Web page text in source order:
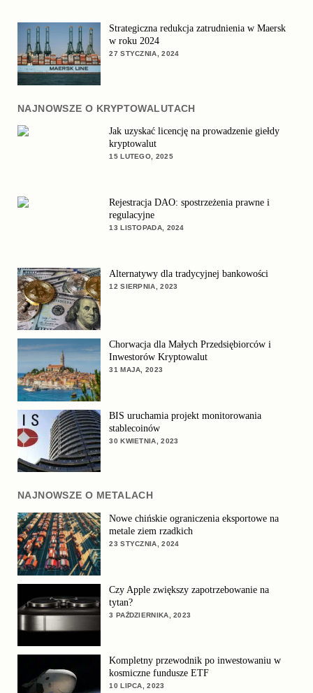
Strategiczna redukcja zatrudnienia w Maersk
w roku 2024
27 STYCZNIA, 2024
NAJNOWSZE O KRYPTOWALUTACH
Jak uzyskać licencję na prowadzenie giełdy
kryptowalut
15 LUTEGO, 2025
Rejestracja DAO: spostrzeżenia prawne i
regulacyjne
13 LISTOPADA, 2024
Alternatywy dla tradycyjnej bankowości
12 SIERPNIA, 2023
Chorwacja dla Małych Przedsiębiorców i
Inwestorów Kryptowalut
31 MAJA, 2023
BIS uruchamia projekt monitorowania
stablecoinów
30 KWIETNIA, 2023
NAJNOWSZE O METALACH
Nowe chińskie ograniczenia eksportowe na
metale ziem rzadkich
23 STYCZNIA, 2024
Czy Apple zwiększy zapotrzebowanie na
tytan?
3 PAŹDZIERNIKA, 2023
Kompletny przewodnik po inwestowaniu w
kosmiczne fundusze ETF
10 LIPCA, 2023